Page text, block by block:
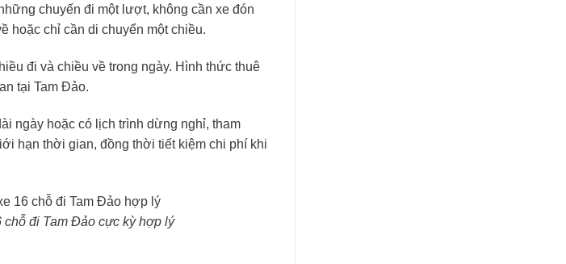
chuyến đi một lượt, không cần xe đón
hoặc chỉ cần di chuyển một chiều.
đi và chiều về trong ngày. Hình thức thuê
tại Tam Đảo.
ngày hoặc có lịch trình dừng nghỉ, tham
hạn thời gian, đồng thời tiết kiệm chi phí khi
chỗ đi Tam Đảo cực kỳ hợp lý